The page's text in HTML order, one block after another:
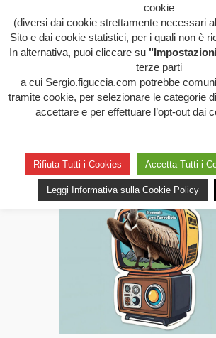
HOME/EVENTI/EVIDENZA/HOME/
IL POTERE DA POTARE /ITALIA ITALIA
ITALIA/LIBERA-MENTE/ORRORI DI
STAMPA
QUESTA FOLLE SOCIETÀ
VOCI
DALL'INTERNO/TELE AVVOLTOI
— 15 Novembre 2025 Commenti
14
cookie
(diversi dai cookie strettamente necessari
Sito e dai cookie statistici, per i quali non è
In alternativa, puoi cliccare su
terze parti
a cui Sergio.figuccia.com potrebbe
tramite cookie, per selezionare le categorie
accettare e per effettuare l’opt-out dai
Rifiuta Tutti i Cookies Accetta Tutti i
Leggi Informativa sulla Cookie Policy